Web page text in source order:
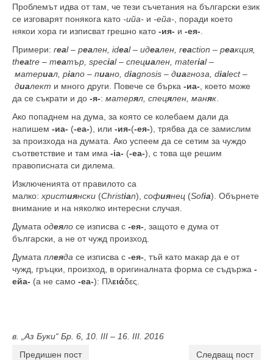
Проблемът идва от там, че тези съчетания на български език
се изговарят понякога като -ийа- и -ейа- , поради което
някои хора ги изписват грешно като -ия- и -ея-
Примери: real– реален, ideal– идеален, reaction – реакция,
theatre – театър, special– специален, material–
материал, piano – пиано, diagnosis – диагноза, dialect–
диалект и много други. Повече се бърка -иа- , което може
да се съкрати и до -я-: матерял, спецялен, маняк
Ако попаднем на дума, за която се колебаем дали да
напишем -иа- (-еа-), или -ия-(-ея-), трябва да се замислим
за произхода на думата. Ако успеем да се сетим за чуждо
съответствие и там има -ia- (-ea-), с това ще решим
правописната си дилема.
Изключенията от правилото са
малко: християнски (Christian), софиянец (Sofia). Обърнете
внимание и на няколко интересни случая.
Думата одеяло се изписва с -ея- , защото е дума от
български, а не от чужд произход.
Думата плеяда се изписва с -ея- , тъй като макар да е от
чужд, гръцки, произход, в оригиналната форма се съдържа -
ейа- (а не само -еа-): Πλειάδες.
в. „Аз Буки“ Бр. 6, 10. III – 16. III. 2016
Предишен пост
Следващ пост